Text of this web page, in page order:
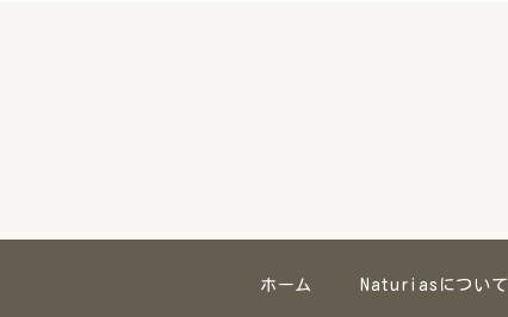
ホーム Naturiasについて